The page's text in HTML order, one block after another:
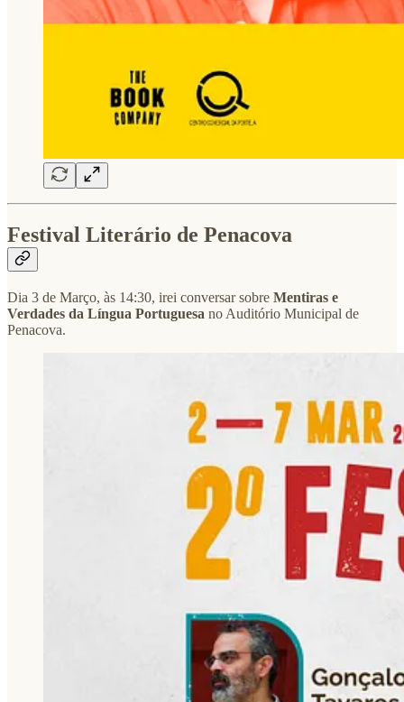
Festival Literário de Penacova
Dia 3 de Março, às 14:30, irei conversar sobre Mentiras e
Verdades da Língua Portuguesa no Auditório Municipal de
Penacova.